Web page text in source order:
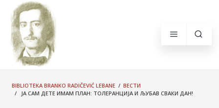
BIBLIOTEKA BRANKO RADIČEVIĆ LEBANE / ВЕСТИ
/ ЈА САМ ДЕТЕ ИМАМ ПЛАН: ТОЛЕРАНЦИЈА И ЉУБАВ СВАКИ ДАН!